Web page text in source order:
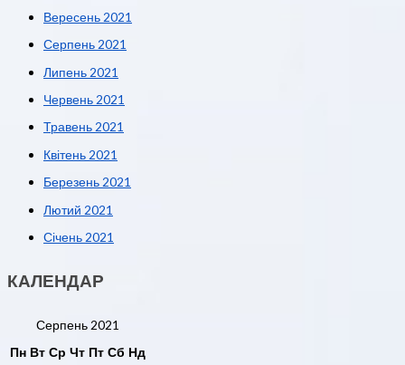
Вересень 2021
Серпень 2021
Липень 2021
Червень 2021
Травень 2021
Квітень 2021
Березень 2021
Лютий 2021
Січень 2021
КАЛЕНДАР
Серпень 2021
Пн Вт Ср Чт Пт Сб Нд